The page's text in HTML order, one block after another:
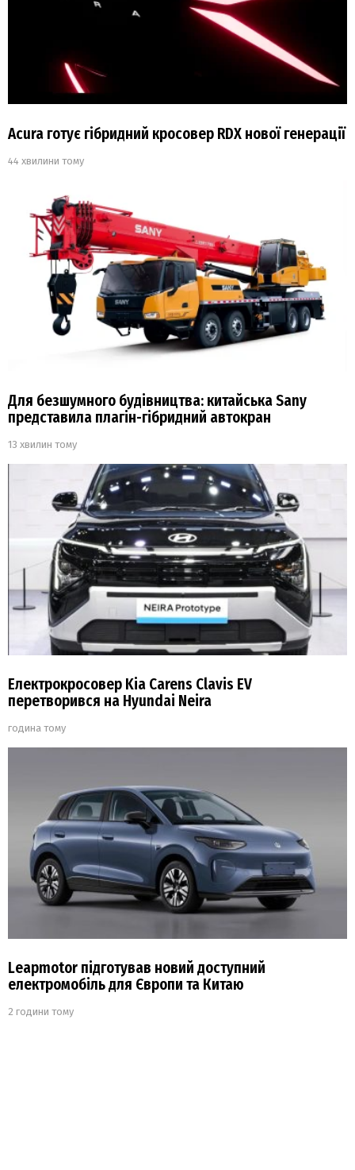
Acura готує гібридний кросовер RDX нової генерації
44 хвилини тому
Для безшумного будівництва: китайська Sany
представила плагін-гібридний автокран
13 хвилин тому
Електрокросовер Kia Carens Clavis EV
перетворився на Hyundai Neira
година тому
Leapmotor підготував новий доступний
електромобіль для Європи та Китаю
2 години тому